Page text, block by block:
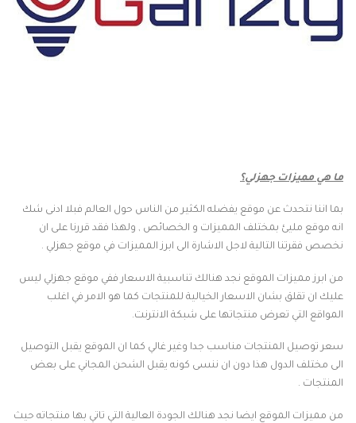
ما هي مميزات جهزلي؟
بما اننا نتحدث عن موقع يفضله الكثير من الناس حول العالم فبلا ادنى شك
انه موقع مليئ بمختلف المميزات و الخصائص , ولهذا فقد قررنا على ان
نخصص فقرتنا التالية لاجل الاشارة الى ابرز المميزات في موقع جهزلي .
من ابرز مميزات الموقع نجد هنالك تناسبية الاسعار ففي موقع جهزلي ليس
عليك ان تقلق بشان الاسعار الخيالية للمنتجات كما هو الامر في اغلب
المواقع التي تعرض منتجاتها على شبكة الانترنت.
سعر توصيل المنتجات مناسب جدا وغير غالي كما ان الموقع يقبل التوصيل
الى مختلف الدول هذا دون ان ننسى كونه يقبل الشحن المجاني على بعض
المنتجات .
من مميزات الموقع ايضا نجد هنالك الجودة العالية التي تاتي بها منتجاته حيث